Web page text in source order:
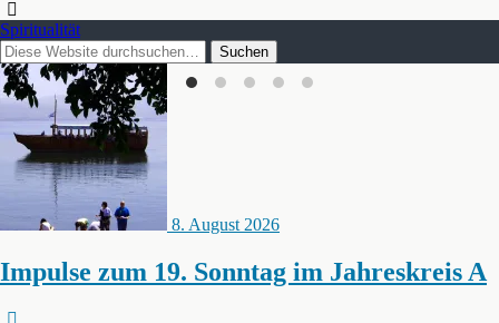
Spiritualität
8. August 2026
Impulse zum 19. Sonntag im Jahreskreis A